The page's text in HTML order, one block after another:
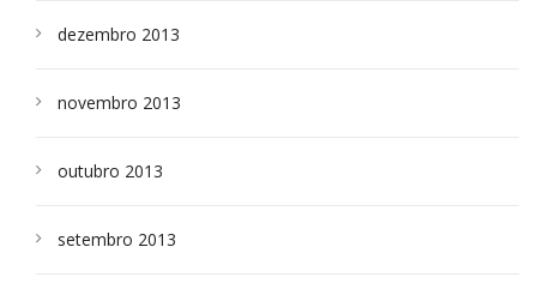
dezembro 2013
novembro 2013
outubro 2013
setembro 2013